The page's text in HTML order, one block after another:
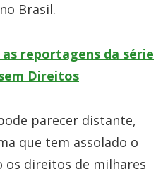
Brasil.
as reportagens da série
Direitos
parecer distante,
que tem assolado o
direitos de milhares